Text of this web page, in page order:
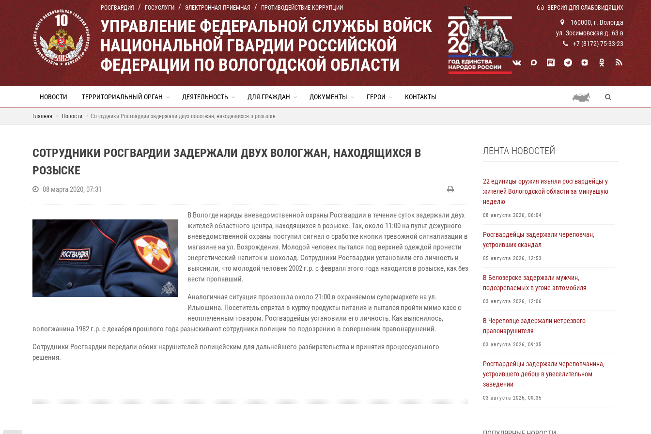
РОСГВАРДИЯ ГОСУСЛУГИ ЭЛЕКТРОННАЯ ПРИЕМНАЯ ПРОТИВОДЕЙСТВИЕ КОРРУПЦИИ ВЕРСИЯ ДЛЯ СЛАБОВИДЯЩИХ
УПРАВЛЕНИЕ ФЕДЕРАЛЬНОЙ СЛУЖБЫ ВОЙСК
НАЦИОНАЛЬНОЙ ГВАРДИИ РОССИЙСКОЙ
ФЕДЕРАЦИИ ПО ВОЛОГОДСКОЙ ОБЛАСТИ
160000, г. Вологда
ул. Зосимовская д. 63 в
+7 (8172) 75-33-23
НОВОСТИ ТЕРРИТОРИАЛЬНЫЙ ОРГАН ДЕЯТЕЛЬНОСТЬ ДЛЯ ГРАЖДАН ДОКУМЕНТЫ ГЕРОИ КОНТАКТЫ
Главная Новости Сотрудники Росгвардии задержали двух вологжан, находящихся в розыске
СОТРУДНИКИ РОСГВАРДИИ ЗАДЕРЖАЛИ ДВУХ ВОЛОГЖАН, НАХОДЯЩИХСЯ В
РОЗЫСКЕ
08 марта 2020, 07:31
В Вологде наряды вневедомственной охраны Росгвардии в течение суток задержали двух
жителей областного центра, находящихся в розыске. Так, около 11:00 на пульт дежурного
вневедомственной охраны поступил сигнал о сработке кнопки тревожной сигнализации в
магазине на ул. Возрождения. Молодой человек пытался под верхней одеждой пронести
энергетический напиток и шоколад. Сотрудники Росгвардии установили его личность и
выяснили, что молодой человек 2002 г.р. с февраля этого года находится в розыске, как без
вести пропавший.
Аналогичная ситуация произошла около 21:00 в охраняемом супермаркете на ул.
Ильюшина. Посетитель спрятал в куртку продукты питания и пытался пройти мимо касс с
неоплаченным товаром. Росгвардейцы установили его личность. Как выяснилось,
вологжанина 1982 г.р. с декабря прошлого года разыскивают сотрудники полиции по подозрению в совершении правонарушений.
Сотрудники Росгвардии передали обоих нарушителей полицейским для дальнейшего разбирательства и принятия процессуального
решения.
ЛЕНТА НОВОСТЕЙ
22 единицы оружия изъяли росгвардейцы у
жителей Вологодской области за минувшую
неделю
08 августа 2026, 06:04
Росгвардейцы задержали череповчан,
устроивших скандал
05 августа 2026, 12:53
В Белозерске задержали мужчин,
подозреваемых в угоне автомобиля
03 августа 2026, 12:06
В Череповце задержали нетрезвого
правонарушителя
03 августа 2026, 09:35
Росгвардейцы задержали череповчанина,
устроившего дебош в увеселительном
заведении
03 августа 2026, 09:35